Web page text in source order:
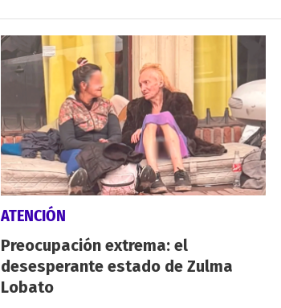
ATENCIÓN
Preocupación extrema: el
desesperante estado de Zulma
Lobato